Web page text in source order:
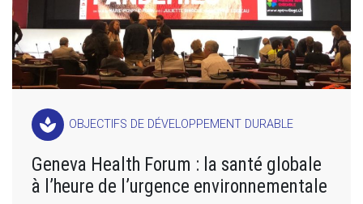
spa OBJECTIFS DE DÉVELOPPEMENT DURABLE
Geneva Health Forum : la santé globale
à l’heure de l’urgence environnementale